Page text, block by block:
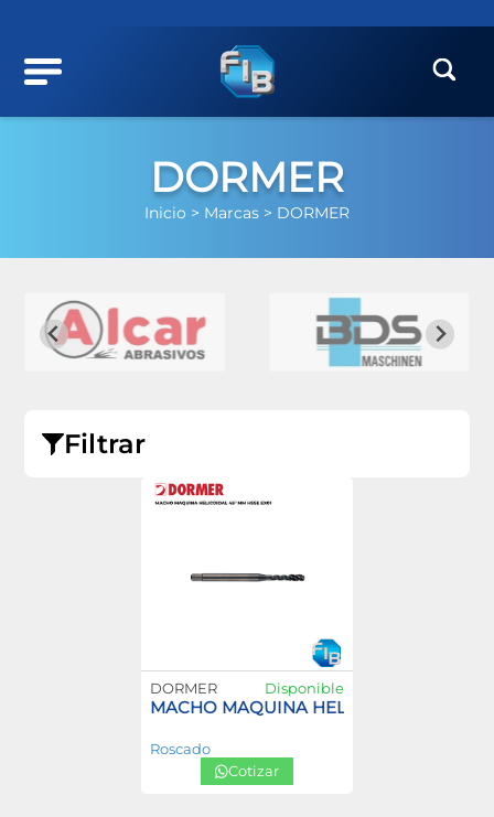
DORMER
Inicio > Marcas > DORMER
Filtrar
DORMER Disponible
MACHO MAQUINA HELICOIDAL 45° MM
Roscado
Cotizar